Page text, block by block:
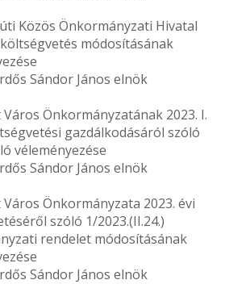
Közös Önkormányzati Hivatal
költségvetés módosításának
Sándor János elnök
Önkormányzatának 2023. I.
gazdálkodásáról szóló
véleményezése
Sándor János elnök
Önkormányzata 2023. évi
szóló 1/2023.(II.24.)
rendelet módosításának
Sándor János elnök